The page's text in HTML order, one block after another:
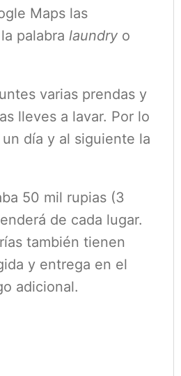
Maps las
palabra laundry o
varias prendas y
lleves a lavar. Por lo
día y al siguiente la
50 mil rupias (3
de cada lugar.
también tienen
y entrega en el
adicional.